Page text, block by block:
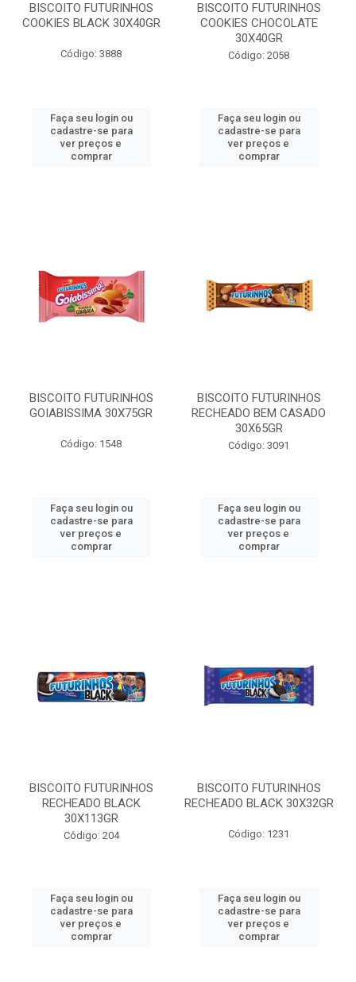
BISCOITO FUTURINHOS
COOKIES BLACK 30X40GR
Código: 3888
Faça seu login ou
cadastre-se para
ver preços e
comprar
BISCOITO FUTURINHOS
COOKIES CHOCOLATE
30X40GR
Código: 2058
Faça seu login ou
cadastre-se para
ver preços e
comprar
BISCOITO FUTURINHOS
GOIABISSIMA 30X75GR
Código: 1548
Faça seu login ou
cadastre-se para
ver preços e
comprar
BISCOITO FUTURINHOS
RECHEADO BEM CASADO
30X65GR
Código: 3091
Faça seu login ou
cadastre-se para
ver preços e
comprar
BISCOITO FUTURINHOS
RECHEADO BLACK
30X113GR
Código: 204
Faça seu login ou
cadastre-se para
ver preços e
comprar
BISCOITO FUTURINHOS
RECHEADO BLACK 30X32GR
Código: 1231
Faça seu login ou
cadastre-se para
ver preços e
comprar